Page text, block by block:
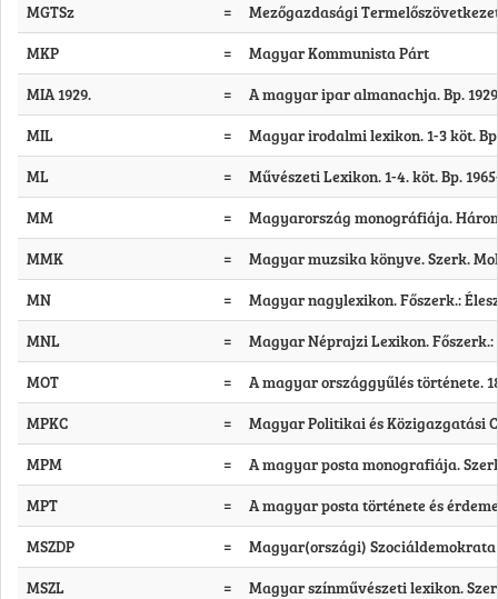
MGTSz
=
Mezőgazdasági
MKP
=
Magyar Kommunista Párt
MIA 1929.
=
A magyar ipar almanachja. Bp.
MIL
=
Magyar irodalmi lexikon. 1-3 köt.
ML
=
Művészeti Lexikon. 1-4. köt. Bp.
MM
=
Magyarország monográfiája.
MMK
=
Magyar muzsika könyve. Szerk.
MN
=
Magyar nagylexikon. Főszerk.:
MNL
=
Magyar Néprajzi Lexikon. Főszerk.:
MOT
=
A magyar országgyűlés története.
MPKC
=
Magyar Politikai és Közigazgatási
MPM
=
A magyar posta monografiája.
MPT
=
A magyar posta története és
MSZDP
=
Magyar(országi)
MSZL
=
Magyar színművészeti lexikon.